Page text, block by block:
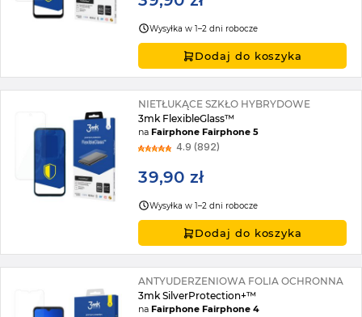
Wysyłka w 1–2 dni robocze
Dodaj do koszyka
NIETŁUKĄCE SZKŁO HYBRYDOWE
3mk FlexibleGlass™
naFairphone Fairphone 5
4.9 (892)
39,90 zł
Wysyłka w 1–2 dni robocze
Dodaj do koszyka
ANTYUDERZENIOWA FOLIA OCHRONNA
3mk SilverProtection+™
naFairphone Fairphone 4